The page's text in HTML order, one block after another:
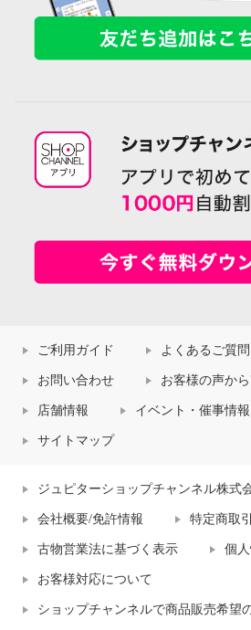
ご利用ガイド よくあるご質問
お問い合わせ お客様の声か
店舗情報 イベント・催事情報
サイトマップ
ジュピターショップチャンネル株式
会社概要/免許情報 特定商取
古物営業法に基づく表示 個
お客様対応について
ショップチャンネルで商品販売希望